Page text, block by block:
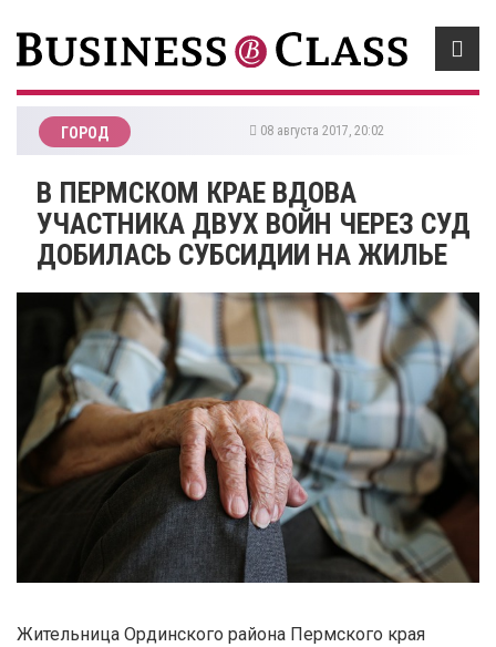
ГОРОД 08 августа 2017, 20:02
​В ПЕРМСКОМ КРАЕ ВДОВА
УЧАСТНИКА ДВУХ ВОЙН ЧЕРЕЗ СУД
ДОБИЛАСЬ СУБСИДИИ НА ЖИЛЬЕ
Жительница Ординского района Пермского края